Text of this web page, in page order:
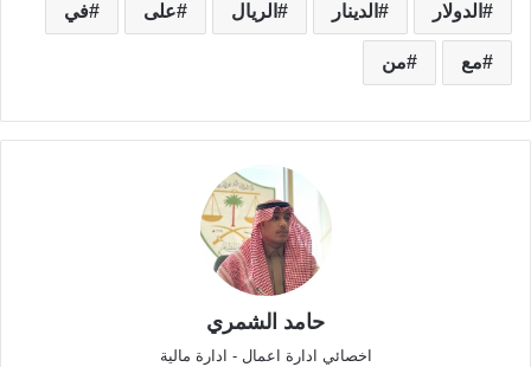
الدولار الدينار الريال على في
مع من
حامد الشمري
اخصائي ادارة اعمال - ادارة مالية